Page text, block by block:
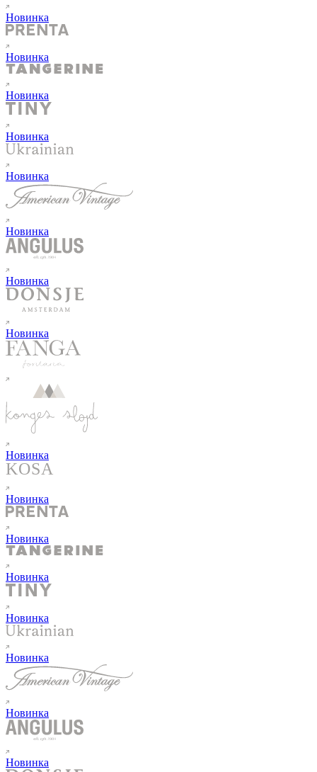
Новинка
Новинка
Новинка
Новинка
Новинка
Новинка
Новинка
Новинка
Новинка
Новинка
Новинка
Новинка
Новинка
Новинка
Новинка
Новинка